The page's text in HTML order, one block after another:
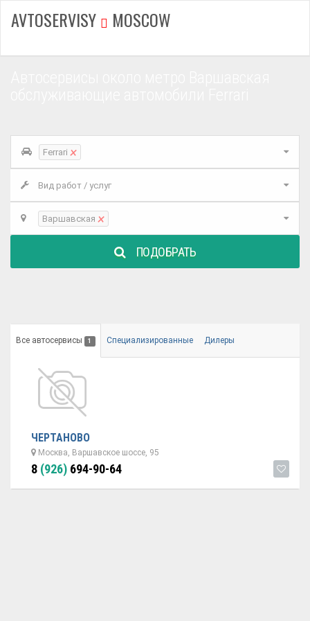
AVTOSERVISY MOSCOW
Ferrari ×
Вид работ / услуг
Варшавская ×
ПОДОБРАТЬ
Все автосервисы 1 Специализированные Дилеры
ЧЕРТАНОВО
Москва, Варшавское шоссе, 95
8 (926) 694-90-64